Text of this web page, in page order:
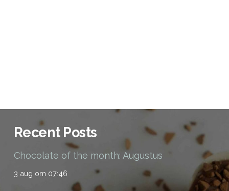
Recent Posts
Chocolate of the month: Augustus
3 aug om 07:46